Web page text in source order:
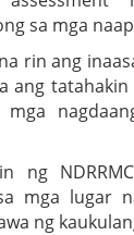
sa mga
rin ang
ang
ng
mga lugar
ng